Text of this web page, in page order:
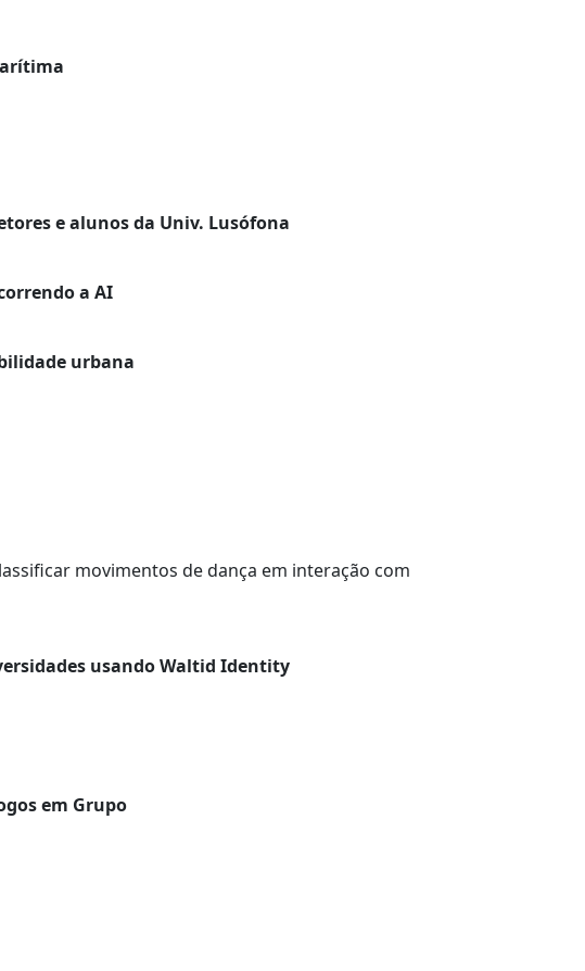
e alunos da Univ. Lusófona
a AI
urbana
movimentos de dança em interação com
usando Waltid Identity
em Grupo